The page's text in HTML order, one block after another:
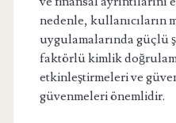
nedenle, kullanıcıların
uygulamalarında güçlü
faktörlü kimlik
etkinleştirmeleri ve
güvenmeleri önemlidir.